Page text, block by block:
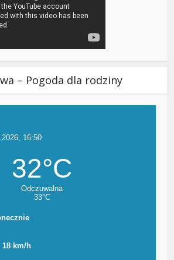
– Pogoda dla rodziny